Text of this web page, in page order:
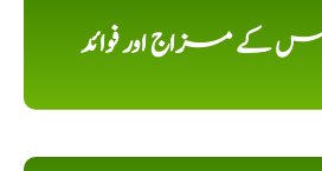
کے مزاج اور فوائد